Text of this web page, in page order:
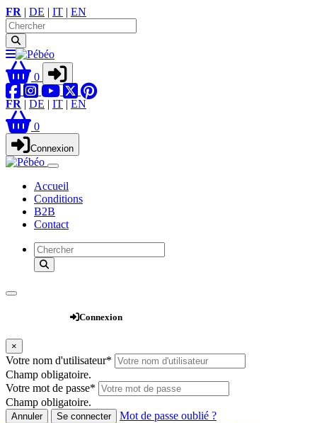
FR | DE | IT | EN
0
FR | DE | IT | EN
0
Connexion
Accueil
Conditions
B2B
Contact
Connexion
×
Votre nom d'utilisateur*
Champ obligatoire.
Votre mot de passe*
Champ obligatoire.
Annuler Se connecter
Mot de passe oublié ?